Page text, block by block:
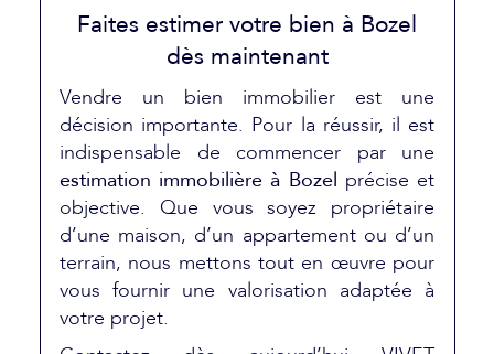
Faites estimer votre bien à Bozel
dès maintenant
Vendre un bien immobilier est une
décision importante. Pour la réussir, il est
indispensable de commencer par une
estimation immobilière à Bozel précise et
objective. Que vous soyez propriétaire
d’une maison, d’un appartement ou d’un
terrain, nous mettons tout en œuvre pour
vous fournir une valorisation adaptée à
votre projet.